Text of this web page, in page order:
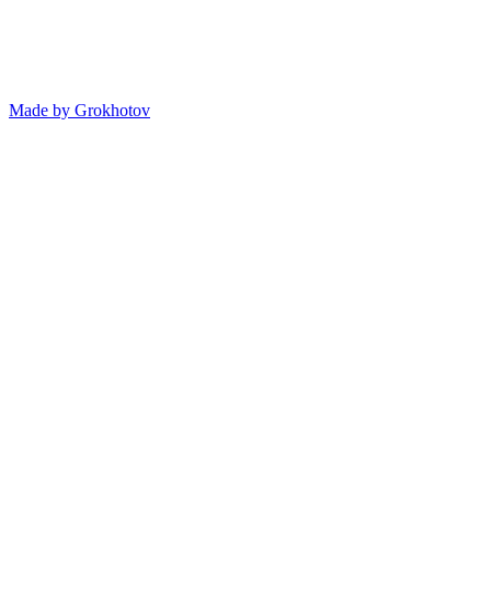
Made by Grokhotov